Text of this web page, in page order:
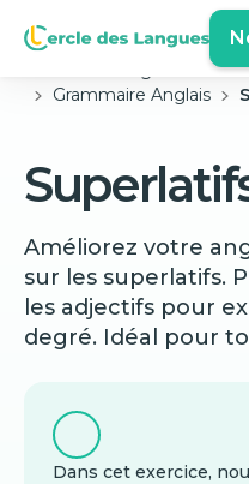
Grammaire Anglais
Améliorez votre
sur les superlatifs.
les adjectifs pour
degré. Idéal pour
Dans cet exercice,